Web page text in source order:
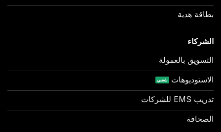
بطاقة هدية
الشركاء
التسويق بالعمولة
الاستوديوهات
تدريب EMS للشركات
الصحافة